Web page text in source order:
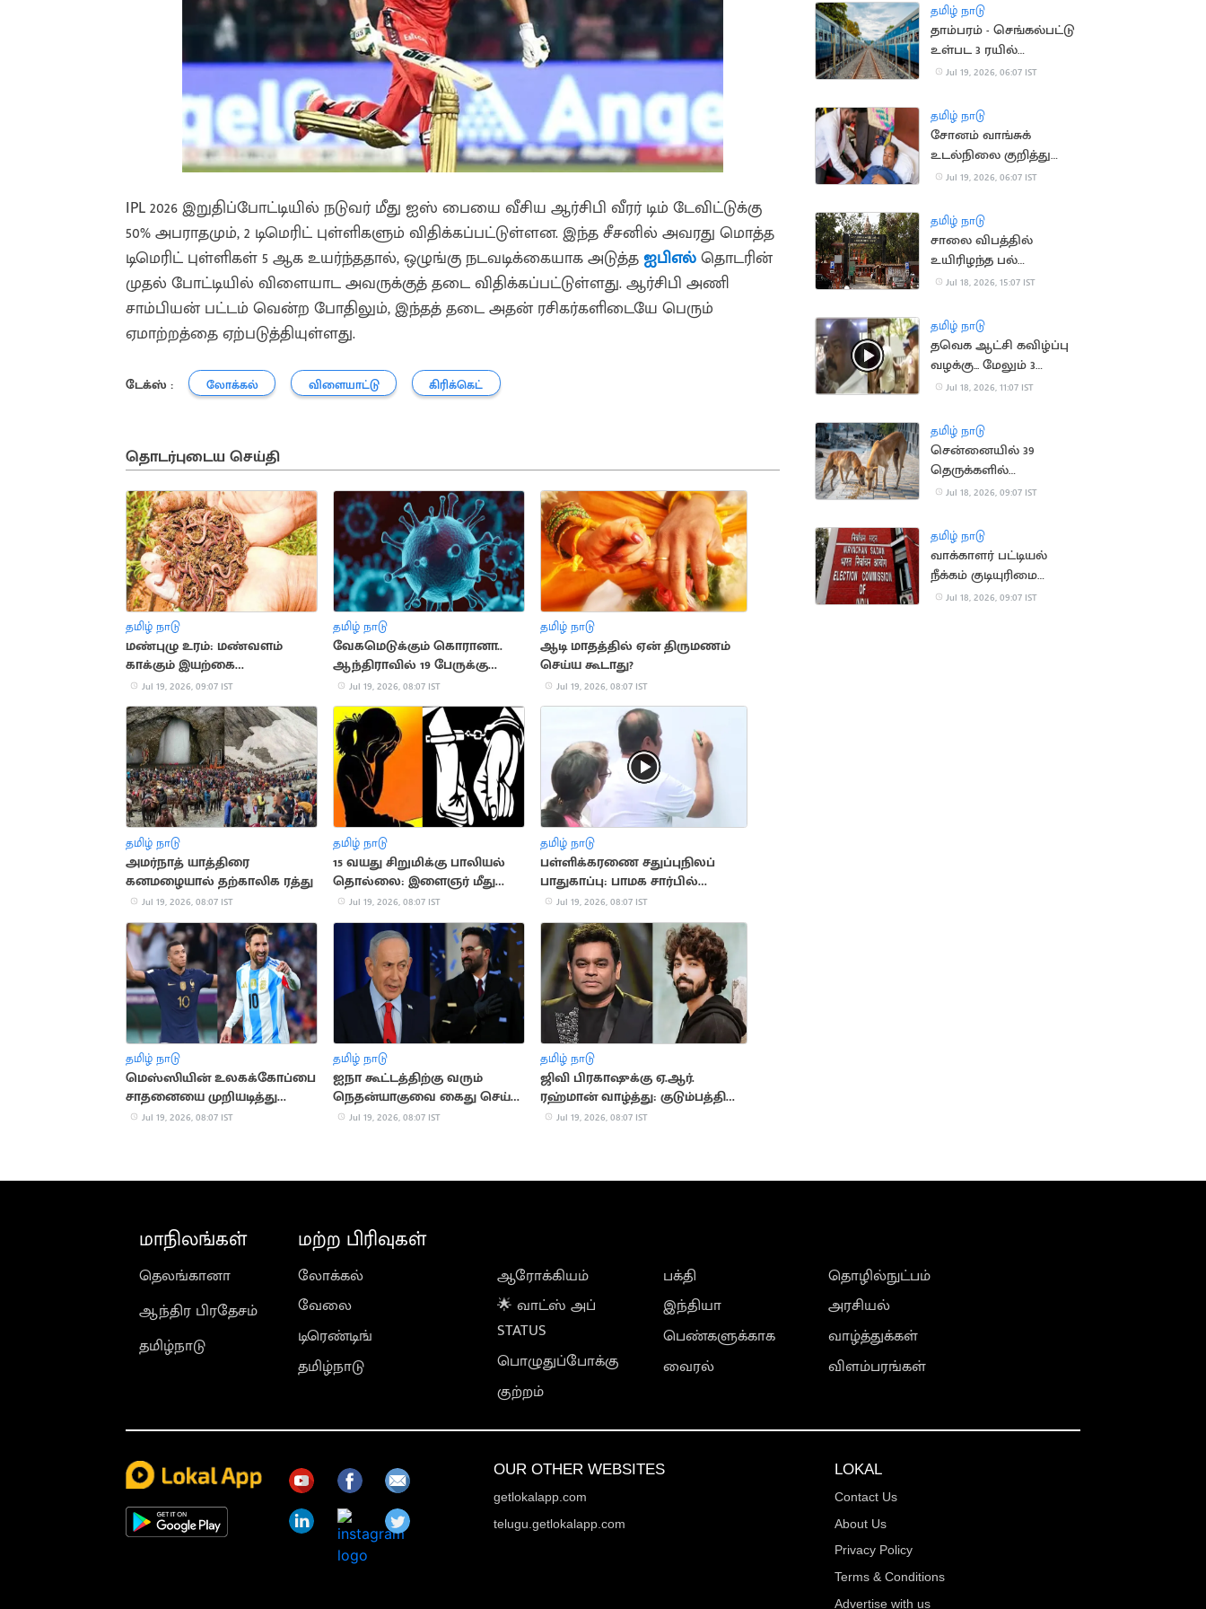
IPL 2026 இறுதிப்போட்டியில் நடுவர் மீது ஐஸ் பையை வீசிய ஆர்சிபி வீரர் டிம் டேவிட்டுக்கு
50% அபராதமும், 2 டிமெரிட் புள்ளிகளும் விதிக்கப்பட்டுள்ளன. இந்த சீசனில் அவரது மொத்த
டிமெரிட் புள்ளிகள் 5 ஆக உயர்ந்ததால், ஒழுங்கு நடவடிக்கையாக அடுத்தஐபிஎல்தொடரின்
முதல் போட்டியில் விளையாட அவருக்குத் தடை விதிக்கப்பட்டுள்ளது. ஆர்சிபி அணி
சாம்பியன் பட்டம் வென்ற போதிலும், இந்தத் தடை அதன் ரசிகர்களிடையே பெரும்
ஏமாற்றத்தை ஏற்படுத்தியுள்ளது.
டேக்ஸ் : லோக்கல் விளையாட்டு கிரிக்கெட்
தொடர்புடைய செய்தி
தமிழ் நாடு
மண்புழு உரம்: மண்வளம்
காக்கும் இயற்கை
தொழில்நுட்பம்
Jul 19, 2026, 09:07 IST
தமிழ் நாடு
வேகமெடுக்கும் கொரானா..
ஆந்திராவில் 19 பேருக்கு
தொற்று உறுதி!
Jul 19, 2026, 08:07 IST
தமிழ் நாடு
ஆடி மாதத்தில் ஏன் திருமணம்
செய்ய கூடாது?
Jul 19, 2026, 08:07 IST
தமிழ் நாடு
அமர்நாத் யாத்திரை
கனமழையால் தற்காலிக ரத்து
Jul 19, 2026, 08:07 IST
தமிழ் நாடு
15 வயது சிறுமிக்கு பாலியல்
தொல்லை: இளைஞர் மீது
புகார்
Jul 19, 2026, 08:07 IST
தமிழ் நாடு
பள்ளிக்கரணை சதுப்புநிலப்
பாதுகாப்பு: பாமக சார்பில்
கையெழுத்து இயக்கம்
தொடக்கம்
Jul 19, 2026, 08:07 IST
தமிழ் நாடு
மெஸ்ஸியின் உலகக்கோப்பை
சாதனையை முறியடித்து
பிரான்ஸ் கேப்டன் எம்பாப்வே
Jul 19, 2026, 08:07 IST
தமிழ் நாடு
ஐநா கூட்டத்திற்கு வரும்
நெதன்யாகுவை கைது செய்ய
நியூயார்க் மேயர் திட்டம்
Jul 19, 2026, 08:07 IST
தமிழ் நாடு
ஜிவி பிரகாஷுக்கு ஏ.ஆர்.
ரஹ்மான் வாழ்த்து: குடும்பத்தின்
10வது தேசிய விருது!
Jul 19, 2026, 08:07 IST
தமிழ் நாடு
தாம்பரம் - செங்கல்பட்டு
உள்பட 3 ரயில்
திட்டங்களுக்கு ஒப்புதல்
Jul 19, 2026, 06:07 IST
தமிழ் நாடு
சோனம் வாங்சுக்
உடல்நிலை குறித்து
அறிக்கை வெளியிட்ட
Jul 19, 2026, 06:07 IST
தமிழ் நாடு
சாலை விபத்தில்
உயிரிழந்த பல்
மருத்துவரின்
கோடி இழப்பீடு
Jul 18, 2026, 15:07 IST
தமிழ் நாடு
தவெக ஆட்சி கவிழ்ப்பு
வழக்கு... மேலும் 3
பேரிடம் போலீசார் தீவிர
Jul 18, 2026, 11:07 IST
தமிழ் நாடு
சென்னையில் 39
தெருக்களில்
தெருநாய்களுக்கு
Jul 18, 2026, 09:07 IST
தமிழ் நாடு
வாக்காளர் பட்டியல்
நீக்கம் குடியுரிமை
இழப்பாகாது: உச்ச
Jul 18, 2026, 09:07 IST
மாநிலங்கள்
தெலங்கானா
ஆந்திர பிரதேசம்
தமிழ்நாடு
மற்ற பிரிவுகள்
லோக்கல்
வேலை
டிரெண்டிங்
தமிழ்நாடு
ஆரோக்கியம்
🌟 வாட்ஸ் அப்
STATUS
பொழுதுப்போக்கு
குற்றம்
பக்தி
இந்தியா
பெண்களுக்காக
வைரல்
தொழில்நுட்பம்
அரசியல்
வாழ்த்துக்கள்
விளம்பரங்கள்
OUR OTHER WEBSITES
getlokalapp.com
telugu.getlokalapp.com
LOKAL
Contact Us
About Us
Privacy Policy
Terms & Conditions
Advertise with us